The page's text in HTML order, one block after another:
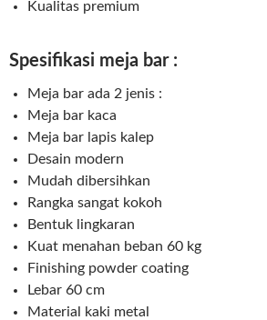
Kualitas premium
Spesifikasi meja bar :
Meja bar ada 2 jenis :
Meja bar kaca
Meja bar lapis kalep
Desain modern
Mudah dibersihkan
Rangka sangat kokoh
Bentuk lingkaran
Kuat menahan beban 60 kg
Finishing powder coating
Lebar 60 cm
Material kaki metal